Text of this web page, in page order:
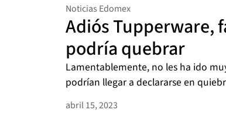
Noticias Edomex
Adiós Tupperware,
podría quebrar
Lamentablemente, no les ha ido
podrían llegar a declararse en
abril 15, 2023